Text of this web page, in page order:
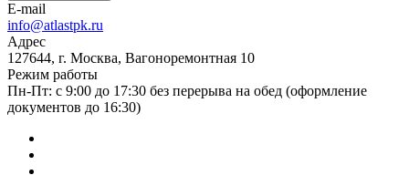
E-mail
info@atlastpk.ru
Адрес
127644, г. Москва, Вагоноремонтная 10
Режим работы
Пн-Пт: с 9:00 до 17:30 без перерыва на обед (оформление
документов до 16:30)